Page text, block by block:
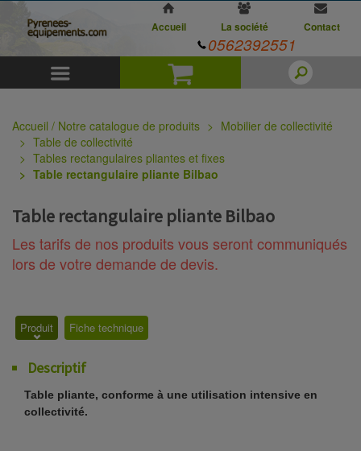
Panier
Accueil La société Contact
0562392551
Accueil / Notre catalogue de produits
Mobilier de collectivité
Table de collectivité
Tables rectangulaires pliantes et fixes
Table rectangulaire pliante Bilbao
Table rectangulaire pliante Bilbao
Les tarifs de nos produits vous seront communiqués
lors de votre demande de devis.
Produit Fiche technique
Descriptif
Table pliante, conforme à une utilisation intensive en
collectivité.